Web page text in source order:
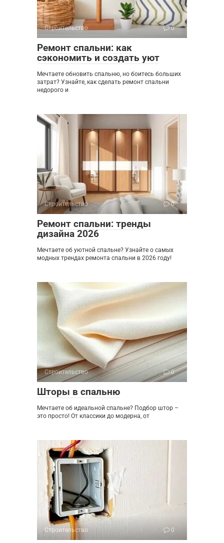
Строительство 0
Ремонт спальни: как
сэкономить и создать уют
Мечтаете обновить спальню, но боитесь больших
затрат? Узнайте, как сделать ремонт спальни
недорого и
Строительство 0
Ремонт спальни: тренды
дизайна 2026
Мечтаете об уютной спальне? Узнайте о самых
модных трендах ремонта спальни в 2026 году!
Строительство 0
Шторы в спальню
Мечтаете об идеальной спальне? Подбор штор –
это просто! От классики до модерна, от
Строительство 0